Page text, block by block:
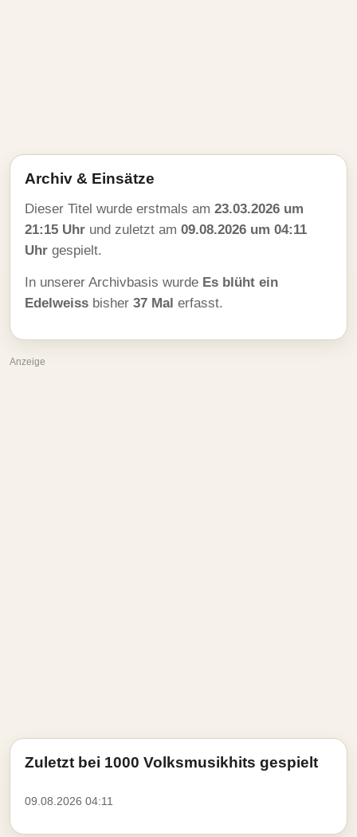
Archiv & Einsätze
Dieser Titel wurde erstmals am 23.03.2026 um
21:15 Uhr und zuletzt am 09.08.2026 um 04:11
Uhr gespielt.
In unserer Archivbasis wurde Es blüht ein
Edelweiss bisher 37 Mal erfasst.
Anzeige
Zuletzt bei 1000 Volksmusikhits gespielt
09.08.2026 04:11